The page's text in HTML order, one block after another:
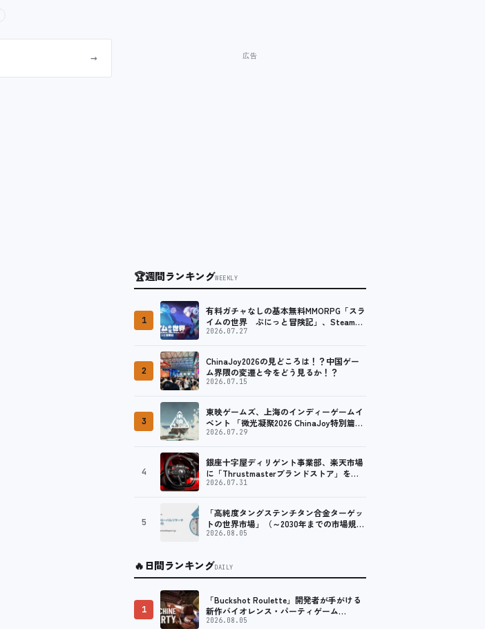
→
🏆週間ランキングWEEKLY
1
有料ガチャなしの基本無料MMORPG「スラ
イムの世界 ぷにっと冒険記」、Steam向
けの無料体験版が8月末に配信決定
2026.07.27
2
ChinaJoy2026の見どころは！？中国ゲー
ム界隈の変遷と今をどう見るか！？
2026.07.15
3
東映ゲームズ、上海のインディーゲームイ
ベント 「微光凝聚2026 ChinaJoy特別篇」
に登壇！
2026.07.29
4
銀座十字屋ディリゲント事業部、楽天市場
に「Thrustmasterブランドストア」をオ
ープン。記念キャンペーンでポイントアッ
ローラーを中心に、幅広くラインナップ
2026.07.31
5
「高純度タングステンチタン合金ターゲッ
トの世界市場」（～2030年までの市場規模
予測）資料を発行、年平均6.5%で成長する
2026.08.05
🔥日間ランキングDAILY
1
「Buckshot Roulette」開発者が手がける
新作バイオレンス・パーティゲーム
「Machine Party」がSteam向けに配信開
2026.08.05